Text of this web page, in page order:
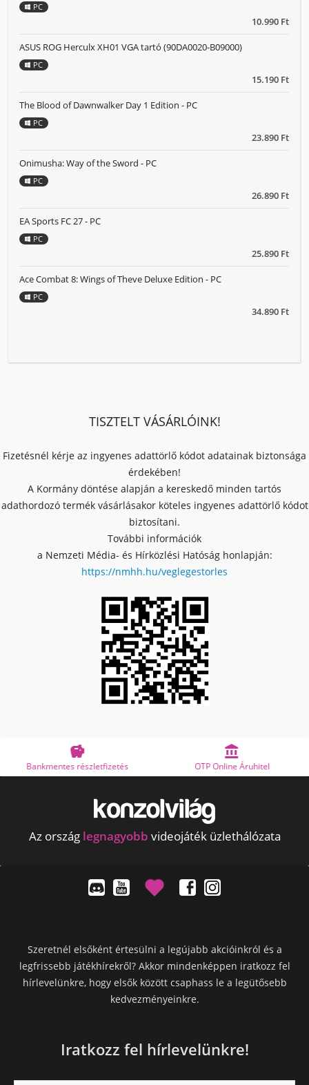
10.990 Ft
PC
15.190 Ft
ASUS ROG Herculx XH01 VGA tartó (90DA0020-B09000)
PC
23.890 Ft
The Blood of Dawnwalker Day 1 Edition - PC
PC
26.890 Ft
Onimusha: Way of the Sword - PC
PC
25.890 Ft
EA Sports FC 27 - PC
PC
34.890 Ft
Ace Combat 8: Wings of Theve Deluxe Edition - PC
PC
TISZTELT VÁSÁRLÓINK!
Fizetésnél kérje az ingyenes adattörlő kódot adatainak biztonsága
érdekében!
A Kormány döntése alapján a kereskedő minden tartós
adathordozó termék vásárlásakor köteles ingyenes adattörlő kódot
biztosítani.
További információk
a Nemzeti Média- és Hírközlési Hatóság honlapján:
https://nmhh.hu/veglegestorles

Bankmentes részletfizetés

OTP Online Áruhitel
Az ország legnagyobb videojáték üzlethálózata
Szeretnél elsőként értesülni a legújabb akcióinkról és a
legfrissebb játékhírekről? Akkor mindenképpen iratkozz fel
hírlevelünkre, hogy elsők között csaphass le a legütősebb
kedvezményeinkre.
Iratkozz fel hírlevelünkre!